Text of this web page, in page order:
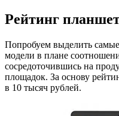
Рейтинг
Попробуем выделить
модели в плане
сосредоточившись на
площадок. За основу
в 10 тысяч рублей.